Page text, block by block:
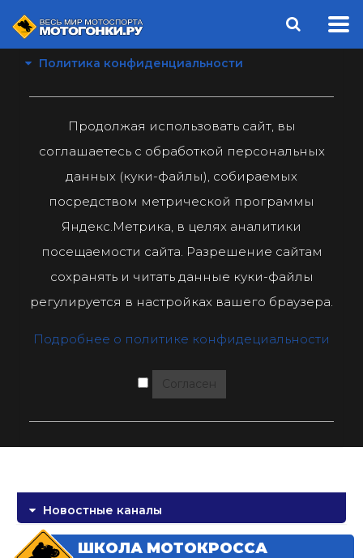
Политика конфиденциальности
Продолжая использовать сайт, вы
соглашаетесь с обработкой персональных
данных (куки-файлы), собираемых
посредством метрической программы
Яндекс.Метрика, в целях аналитики
посещаемости сайта. Разрешение сайтам
сохранять и читать данные куки-файлы
регулируется в настройках вашего браузера.
Подробнее о политике конфидециальности
Согласен
Новостные каналы
ШКОЛА МОТОКРОССА